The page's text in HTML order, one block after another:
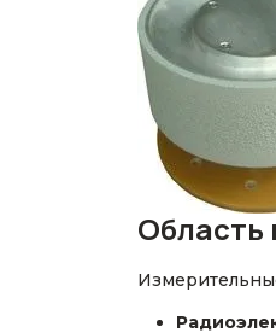
Область